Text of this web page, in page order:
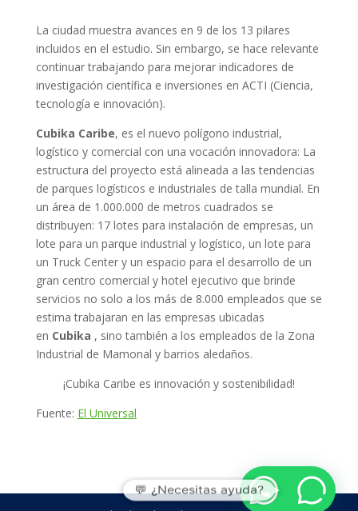
La ciudad muestra avances en 9 de los 13 pilares
incluidos en el estudio. Sin embargo, se hace relevante
continuar trabajando para mejorar indicadores de
investigación científica e inversiones en ACTI (Ciencia,
tecnología e innovación).
Cubika Caribe, es el nuevo polígono industrial,
logístico y comercial con una vocación innovadora: La
estructura del proyecto está alineada a las tendencias
de parques logísticos e industriales de talla mundial. En
un área de 1.000.000 de metros cuadrados se
distribuyen: 17 lotes para instalación de empresas, un
lote para un parque industrial y logístico, un lote para
un Truck Center y un espacio para el desarrollo de un
gran centro comercial y hotel ejecutivo que brinde
servicios no solo a los más de 8.000 empleados que se
estima trabajaran en las empresas ubicadas
en Cubika , sino también a los empleados de la Zona
Industrial de Mamonal y barrios aledaños.
¡Cubika Caribe es innovación y sostenibilidad!
Fuente: El Universal
💬 ¿Necesitas ayuda?